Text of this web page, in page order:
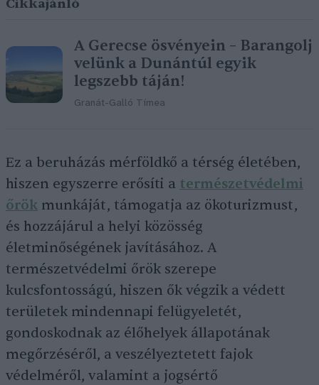
Cikkajánló
A Gerecse ösvényein – Barangolj
velünk a Dunántúl egyik
legszebb táján!
Granát-Galló Tímea
Ez a beruházás mérföldkő a térség életében,
hiszen egyszerre erősíti a természetvédelmi
őrök munkáját, támogatja az ökoturizmust,
és hozzájárul a helyi közösség
életminőségének javításához. A
természetvédelmi őrök szerepe
kulcsfontosságú, hiszen ők végzik a védett
területek mindennapi felügyeletét,
gondoskodnak az élőhelyek állapotának
megőrzéséről, a veszélyeztetett fajok
védelméről, valamint a jogsértő